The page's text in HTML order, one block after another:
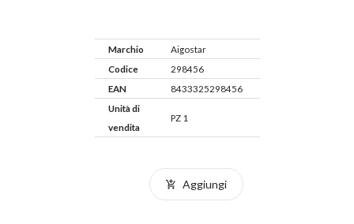
Marchio
Aigostar
Codice
298456
EAN
8433325298456
Unità di
vendita
PZ 1
Aggiungi